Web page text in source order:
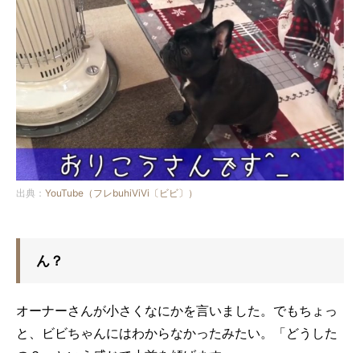
出典： YouTube（フレbuhiViVi〔ビビ〕）
ん？
オーナーさんが小さくなにかを言いました。でもちょっ
と、ビビちゃんにはわからなかったみたい。「どうした